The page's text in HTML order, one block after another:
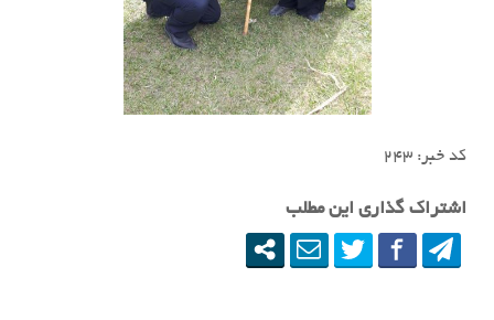
کد خبر: ٢۴٣
اشتراک گذاری این مطلب